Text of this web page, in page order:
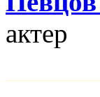
актер